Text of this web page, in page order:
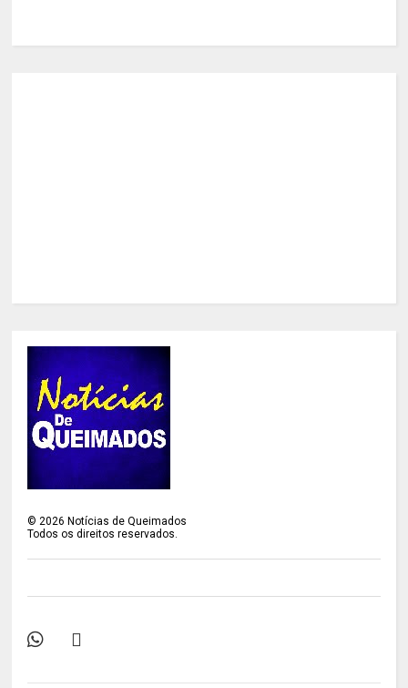
© 2026 Notícias de Queimados
Todos os direitos reservados.